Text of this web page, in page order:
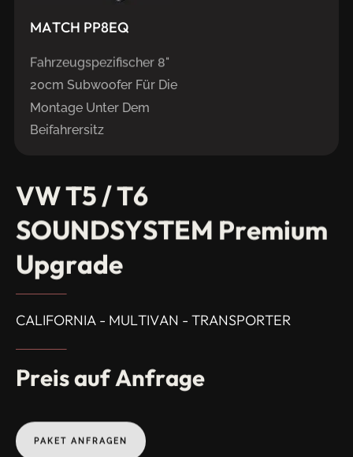
VWT5/T6
SOUNDSYSTEM Premium
Upgrade
CALIFORNIA - MULTIVAN - TRANSPORTER
PreisaufAnfrage
PAKET ANFRAGEN
MATCH PP8EQ
Fahrzeugspezifischer 8"
20cm Subwoofer Für Die
Montage Unter Dem
Beifahrersitz